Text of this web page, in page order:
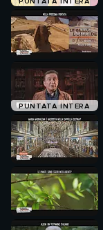
PUNTATA INTERA
PUNTATA INTERA